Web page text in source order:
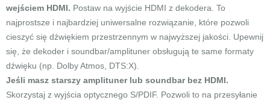
wejściem HDMI. Postaw na wyjście HDMI z dekodera. To
najprostsze i najbardziej uniwersalne rozwiązanie, które pozwoli
cieszyć się dźwiękiem przestrzennym w najwyższej jakości. Upewnij
się, że dekoder i soundbar/amplituner obsługują te same formaty
dźwięku (np. Dolby Atmos, DTS:X).
Jeśli masz starszy amplituner lub soundbar bez HDMI.
Skorzystaj z wyjścia optycznego S/PDIF. Pozwoli to na przesyłanie